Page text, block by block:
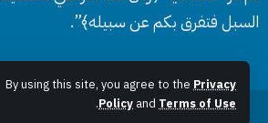
By using this site, you agree to the Privacy
Policy and Terms of Use
.
السبل فتفرق بكم عن سبيله﴾”.
جميع الحقوق محفوظة © 2026 موقع السبيل